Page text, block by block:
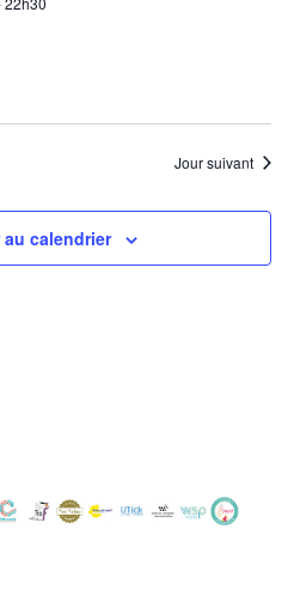
Jour suivant
au calendrier